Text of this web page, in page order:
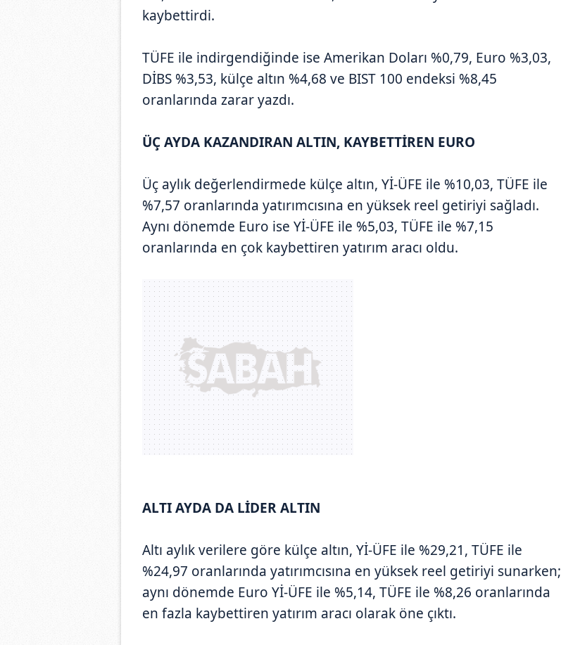
kaybettirdi.
TÜFE ile indirgendiğinde ise Amerikan Doları %0,79, Euro %3,03,
DİBS %3,53, külçe altın %4,68 ve BIST 100 endeksi %8,45
oranlarında zarar yazdı.
ÜÇ AYDA KAZANDIRAN ALTIN, KAYBETTİREN EURO
Üç aylık değerlendirmede külçe altın, Yİ-ÜFE ile %10,03, TÜFE ile
%7,57 oranlarında yatırımcısına en yüksek reel getiriyi sağladı.
Aynı dönemde Euro ise Yİ-ÜFE ile %5,03, TÜFE ile %7,15
oranlarında en çok kaybettiren yatırım aracı oldu.
ALTI AYDA DA LİDER ALTIN
Altı aylık verilere göre külçe altın, Yİ-ÜFE ile %29,21, TÜFE ile
%24,97 oranlarında yatırımcısına en yüksek reel getiriyi sunarken;
aynı dönemde Euro Yİ-ÜFE ile %5,14, TÜFE ile %8,26 oranlarında
en fazla kaybettiren yatırım aracı olarak öne çıktı.